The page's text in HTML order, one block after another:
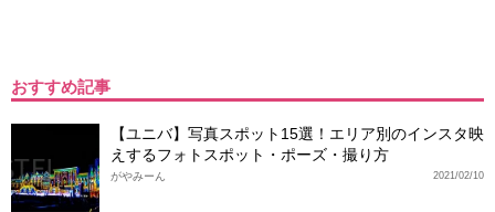
おすすめ記事
【ユニバ】写真スポット15選！エリア別のインスタ映
えするフォトスポット・ポーズ・撮り方
2021/02/10
がやみーん